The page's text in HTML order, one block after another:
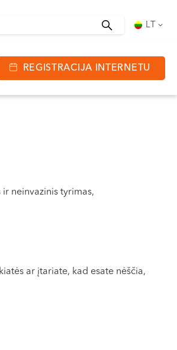
LT
REGISTRACIJA INTERNETU
neinvazinis tyrimas,
ar įtariate, kad esate nėščia,